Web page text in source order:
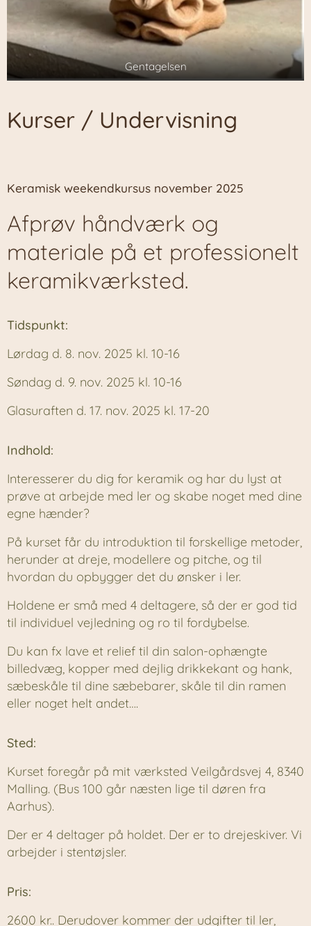
Gentagelsen
Kurser / Undervisning
Keramisk weekendkursus november 2025
Afprøv håndværk og
materiale på et professionelt
keramikværksted.
Tidspunkt:
Lørdag d. 8. nov. 2025 kl. 10-16
Søndag d. 9. nov. 2025 kl. 10-16
Glasuraften d. 17. nov. 2025 kl. 17-20
Indhold:
Interesserer du dig for keramik og har du lyst at
prøve at arbejde med ler og skabe noget med dine
egne hænder?
På kurset får du introduktion til forskellige metoder,
herunder at dreje, modellere og pitche, og til
hvordan du opbygger det du ønsker i ler.
Holdene er små med 4 deltagere, så der er god tid
til individuel vejledning og ro til fordybelse.
Du kan fx lave et relief til din salon-ophængte
billedvæg, kopper med dejlig drikkekant og hank,
sæbeskåle til dine sæbebarer, skåle til din ramen
eller noget helt andet….
Sted:
Kurset foregår på mit værksted Veilgårdsvej 4, 8340
Malling. (Bus 100 går næsten lige til døren fra
Aarhus).
Der er 4 deltager på holdet. Der er to drejeskiver. Vi
arbejder i stentøjsler.
Pris:
2600 kr.. Derudover kommer der udgifter til ler,